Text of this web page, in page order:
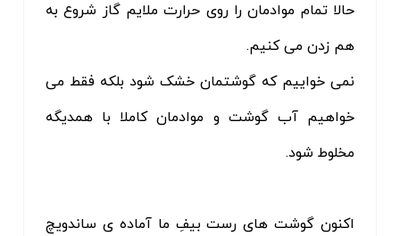
حالا تمام موادمان را روی حرارت ملایم گاز شروع به
هم زدن می کنیم.
نمی خواییم که گوشتمان خشک شود بلکه فقط می
خواهیم آب گوشت و موادمان کاملا با همدیگه
مخلوط شود.
اکنون گوشت های رست بیفِ ما آماده ی ساندویچ